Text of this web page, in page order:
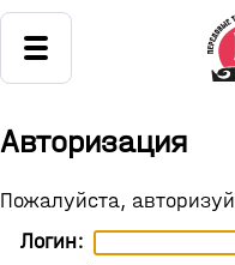
Авторизация
Пожалуйста,
Логин: